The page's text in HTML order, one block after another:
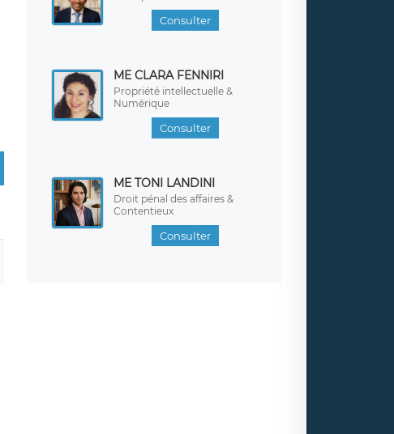
Consulter
ME CLARA FENNIRI
Propriété intellectuelle &
Numérique
Consulter
ME TONI LANDINI
Droit pénal des affaires &
Contentieux
Consulter